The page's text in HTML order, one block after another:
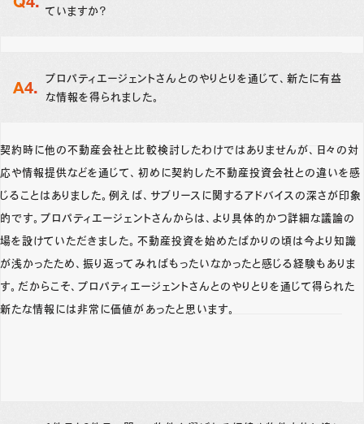
ていますか？
プロパティエージェントさんとのやりとりを通じて、新たに有益
な情報を得られました。
契約時に他の不動産会社と比較検討したわけではありませんが、日々の対
応や情報提供などを通じて、初めに契約した不動産投資会社との違いを感
じることはありました。例えば、サブリースに関するアドバイスの深さが印象
的です。プロパティエージェントさんからは、より具体的かつ詳細な議論の
場を設けていただきました。不動産投資を始めたばかりの頃は今より知識
が浅かったため、振り返ってみればもったいなかったと感じる経験もありま
す。だからこそ、プロパティエージェントさんとのやりとりを通じて得られた
新たな情報には非常に価値があったと思います。